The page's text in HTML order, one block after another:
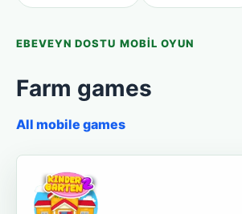
EBEVEYN DOSTU MOBIL OYUN
Farm games
All mobile games